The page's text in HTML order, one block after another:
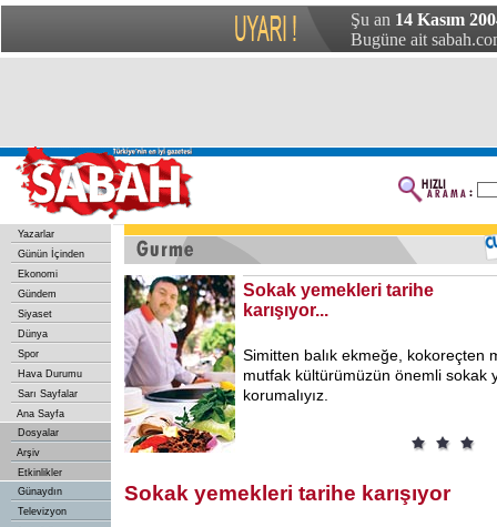
Şu an 14 Kasım
Bugüne ait
Yazarlar
Günün İçinden
Ekonomi
Gündem
Siyaset
Dünya
Spor
Hava Durumu
Sarı Sayfalar
Ana Sayfa
Dosyalar
Arşiv
Etkinlikler
Günaydın
Televizyon
Sokak yemekleri tarihe
karışıyor...
Simitten balık ekmeğe, kokoreçten
mutfak kültürümüzün önemli sokak
korumalıyız.
Sokak yemekleri tarihe karışıyor